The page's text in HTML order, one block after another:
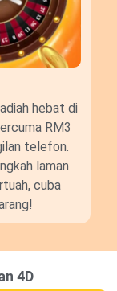
hebat di
RM3
telefon.
laman
cuba
4D